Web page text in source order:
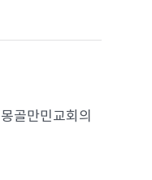
골만민교회의